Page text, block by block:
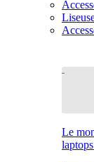
Le